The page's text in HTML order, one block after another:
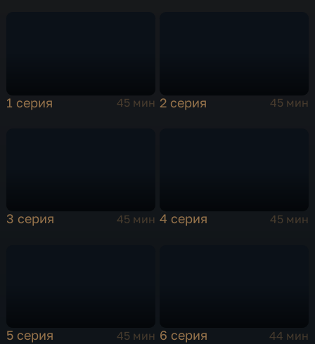
1 серия 45 мин 2 серия 45 мин
3 серия 45 мин 4 серия 45 мин
5 серия 45 мин 6 серия 44 мин